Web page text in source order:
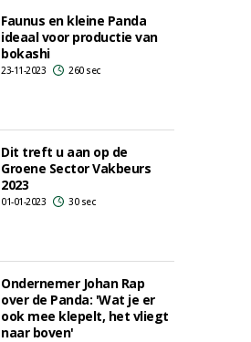
Faunus en kleine Panda
ideaal voor productie van
bokashi
23-11-2023 260 sec
Dit treft u aan op de
Groene Sector Vakbeurs
2023
01-01-2023 30 sec
Ondernemer Johan Rap
over de Panda: 'Wat je er
ook mee klepelt, het vliegt
naar boven'